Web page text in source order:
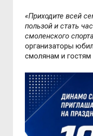
«Приходите всей
пользой и стать
смоленского
организаторы
смолянам и гостям